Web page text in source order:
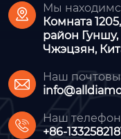

Мы
Комната
район
Чжэцзян,

Наш

Наш
+86-